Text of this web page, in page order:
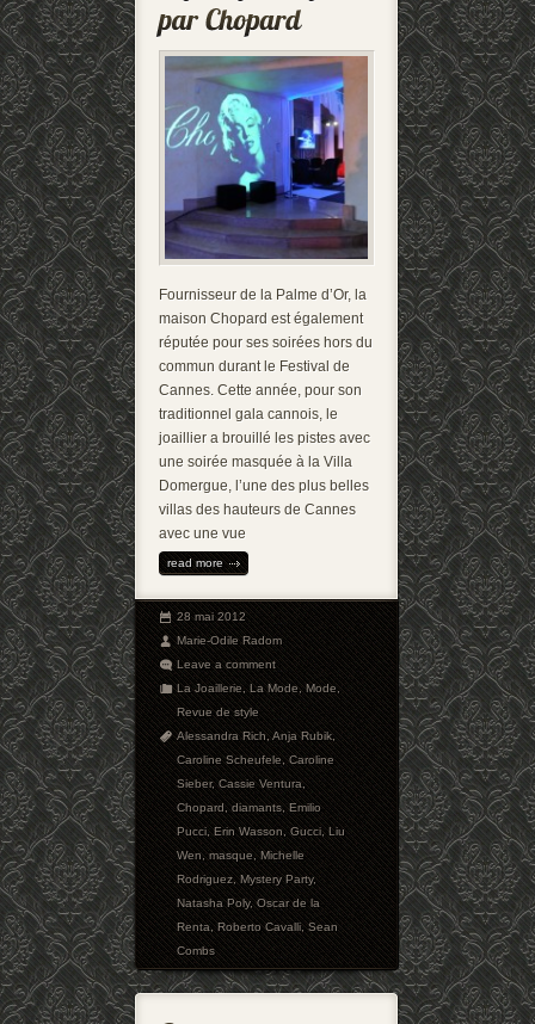
Fournisseur de la Palme d’Or, la
maison Chopard est également
réputée pour ses soirées hors du
commun durant le Festival de
Cannes. Cette année, pour son
traditionnel gala cannois, le
joaillier a brouillé les pistes avec
une soirée masquée à la Villa
Domergue, l’une des plus belles
villas des hauteurs de Cannes
avec une vue
read more
28 mai 2012
Marie-Odile Radom
Leave a comment
La Joaillerie,La Mode,Mode,
Revue de style
Alessandra Rich,Anja Rubik,
Caroline Scheufele,Caroline
Sieber,Cassie Ventura,
Chopard,diamants,Emilio
Pucci,Erin Wasson,Gucci,Liu
Wen,masque,Michelle
Rodriguez,Mystery Party,
Natasha Poly,Oscar de la
Renta,Roberto Cavalli,Sean
Combs